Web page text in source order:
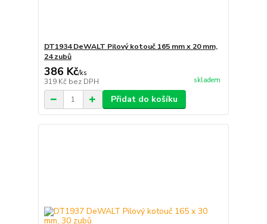
DT1934 DeWALT Pilový kotouč 165 mm x 20 mm,
24 zubů
386 Kč/ks
319 Kč bez DPH skladem
Přidat do košíku